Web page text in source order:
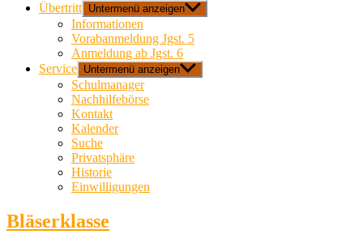
Übertritt Untermenü anzeigen
Informationen
Vorabanmeldung Jgst. 5
Anmeldung ab Jgst. 6
Service Untermenü anzeigen
Schulmanager
Nachhilfebörse
Kontakt
Kalender
Suche
Privatsphäre
Historie
Einwilligungen
Bläserklasse